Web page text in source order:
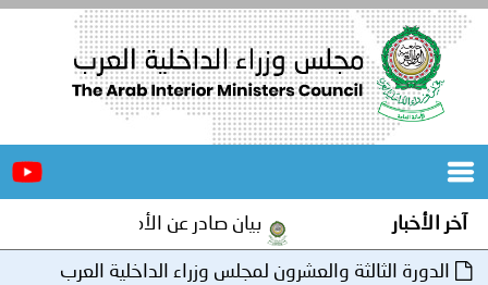
الرئيسية
آخر الأخبار بيان صادر عن الأمانة العامة لمجلس
الدورة الثالثة والعشرون لمجلس وزراء الداخلية العرب